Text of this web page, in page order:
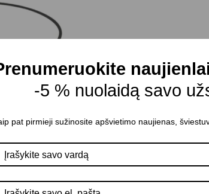
-5 % nuolaidą savo
pat pirmieji sužinosite apšvietimo naujienas,